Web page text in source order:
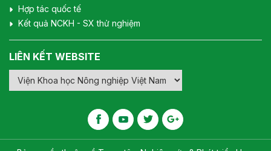
Hợp tác quốc tế
Kết quả NCKH - SX thử nghiệm
LIÊN KẾT WEBSITE